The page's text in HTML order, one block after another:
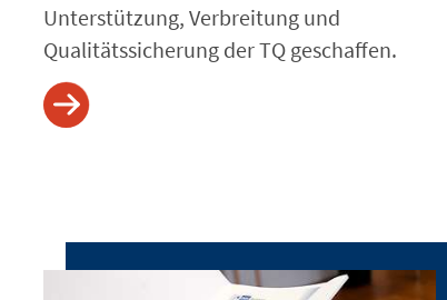
Unterstützung, Verbreitung und
Qualitätssicherung der TQ geschaffen.